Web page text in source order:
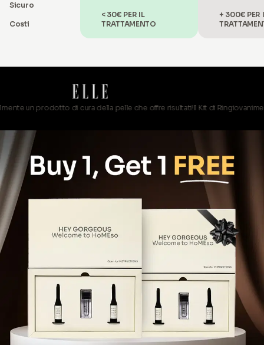
Sicuro
Costi
< 30€ PER IL
TRATTAMENTO
+ 300€ PER
prodotto di cura della pelle che offre risultati!Il Kit di Ringiovanimento